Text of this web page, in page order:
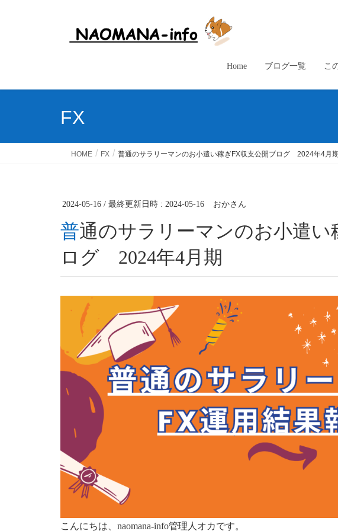
Home ブログ一覧 こ
FX
HOME FX 普通のサラリーマンのお小遣い稼ぎFX収支公開ブログ 2024年4月期
2024-05-16 / 最終更新日時 : 2024-05-16 おかさん
普通のサラリーマンのお小遣い稼ぎFX収支公開ブ
ログ 2024年4月期
こんにちは、naomana-info管理人オカです。